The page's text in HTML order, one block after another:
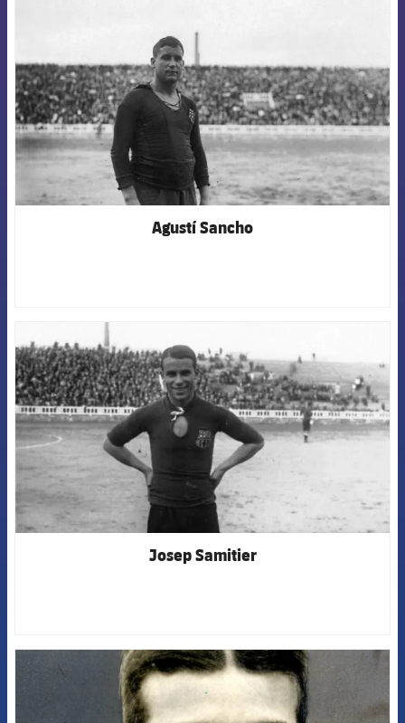
Agustí Sancho
Josep Samitier
FCB Barcelona badge